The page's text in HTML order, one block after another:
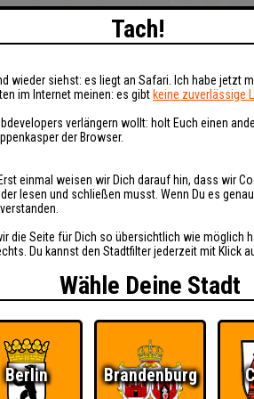
Tach!
wieder siehst: es liegt an Safari. Ich habe jetzt
im Internet meinen: es gibt keine zuverlässige
verlängern wollt: holt Euch einen
der Browser.
einmal weisen wir Dich darauf hin, dass wir
lesen und schließen musst. Wenn Du es
die Seite für Dich so übersichtlich wie möglich
Du kannst den Stadtfilter jederzeit mit Klick
Wähle Deine Stadt
Berlin Brandenburg